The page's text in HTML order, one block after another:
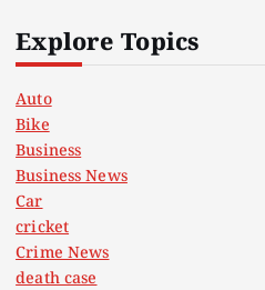
Explore Topics
Auto
Bike
Business
Business News
Car
cricket
Crime News
death case